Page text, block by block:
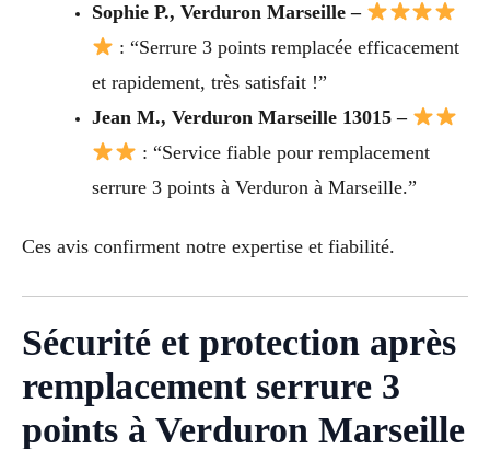
Sophie P., Verduron Marseille –
: “Serrure 3 points remplacée efficacement
et rapidement, très satisfait !”
Jean M., Verduron Marseille 13015 –
: “Service fiable pour remplacement
serrure 3 points à Verduron à Marseille.”
Ces avis confirment notre expertise et fiabilité.
Sécurité et protection après
remplacement serrure 3
points à Verduron Marseille